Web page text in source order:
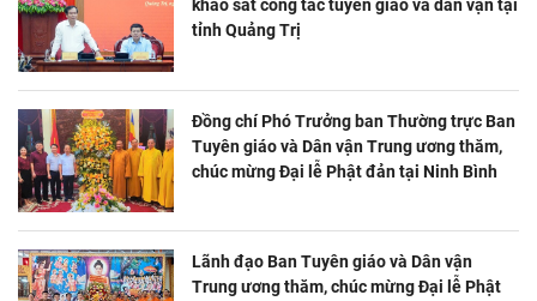
khảo sát công tác tuyên giáo và dân vận tại
tỉnh Quảng Trị
Đồng chí Phó Trưởng ban Thường trực Ban
Tuyên giáo và Dân vận Trung ương thăm,
chúc mừng Đại lễ Phật đản tại Ninh Bình
Lãnh đạo Ban Tuyên giáo và Dân vận
Trung ương thăm, chúc mừng Đại lễ Phật